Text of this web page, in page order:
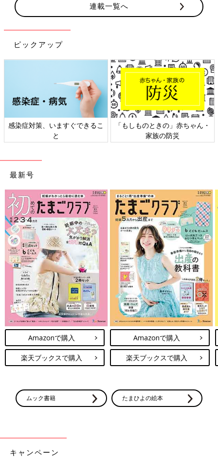
Amazonで購入
連載一覧へ
ピックアップ
感染症対策、いますぐできるこ
と
「もしものときの」赤ちゃん・
家族の防災
最新号
Amazonで購入
楽天ブックスで購入
Amazonで購入
楽天ブックスで購入
ムック書籍 たまひよの絵本
キャンペーン